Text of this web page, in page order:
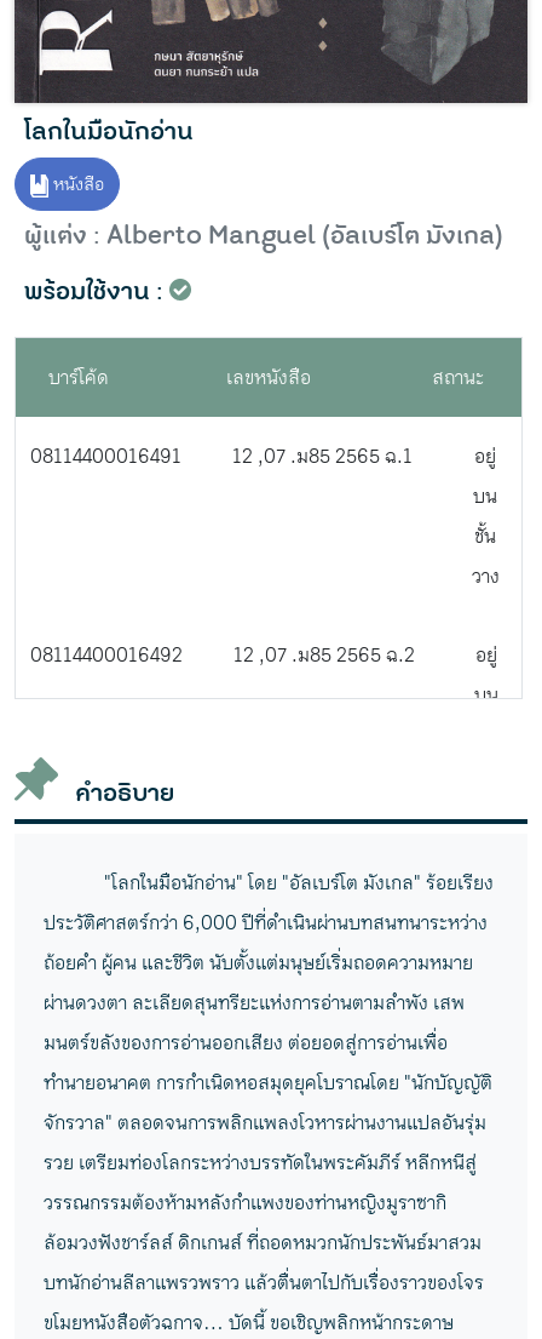
โลกในมือนักอ่าน
หนังสือ
ผู้แต่ง : Alberto Manguel (อัลเบร์โต มังเกล)
พร้อมใช้งาน :
บาร์โค้ด เลขหนังสือ สถานะ
08114400016491 12 ,07 .ม85 2565 ฉ.1
อยู่
บน
ชั้น
วาง
08114400016492 12 ,07 .ม85 2565 ฉ.2
อยู่
บน
คำอธิบาย
"โลกในมือนักอ่าน" โดย "อัลเบร์โต มังเกล" ร้อยเรียง
ประวัติศาสตร์กว่า 6,000 ปีที่ดำเนินผ่านบทสนทนาระหว่าง
ถ้อยคำ ผู้คน และชีวิต นับตั้งแต่มนุษย์เริ่มถอดความหมาย
ผ่านดวงตา ละเลียดสุนทรียะแห่งการอ่านตามลำพัง เสพ
มนตร์ขลังของการอ่านออกเสียง ต่อยอดสู่การอ่านเพื่อ
ทำนายอนาคต การกำเนิดหอสมุดยุคโบราณโดย "นักบัญญัติ
จักรวาล" ตลอดจนการพลิกแพลงโวหารผ่านงานแปลอันรุ่ม
รวย เตรียมท่องโลกระหว่างบรรทัดในพระคัมภีร์ หลีกหนีสู่
วรรณกรรมต้องห้ามหลังกำแพงของท่านหญิงมูราซากิ
ล้อมวงฟังชาร์ลส์ ดิกเกนส์ ที่ถอดหมวกนักประพันธ์มาสวม
บทนักอ่านลีลาแพรวพราว แล้วตื่นตาไปกับเรื่องราวของโจร
ขโมยหนังสือตัวฉกาจ… บัดนี้ ขอเชิญพลิกหน้ากระดาษ